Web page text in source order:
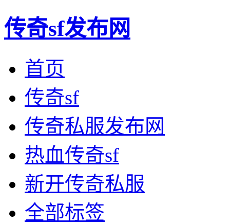
传奇sf发布网
首页
传奇sf
传奇私服发布网
热血传奇sf
新开传奇私服
全部标签